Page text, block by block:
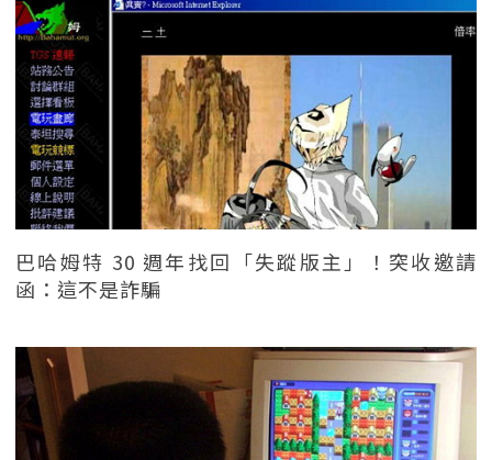
巴哈姆特 30 週年找回「失蹤版主」！突收邀請
函：這不是詐騙